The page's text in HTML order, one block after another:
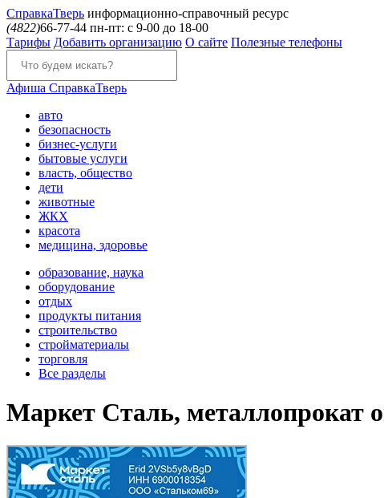
СправкаТверь информационно-справочный ресурс
(4822)66-77-44 пн-пт: с 9-00 до 18-00
Тарифы Добавить организацию О сайте Полезные телефоны
Афиша СправкаТверь
авто
безопасность
бизнес-услуги
бытовые услуги
власть, общество
дети
животные
ЖКХ
красота
медицина, здоровье
образование, наука
оборудование
отдых
продукты питания
строительство
стройматериалы
торговля
Все разделы
Маркет Сталь, металлопрокат